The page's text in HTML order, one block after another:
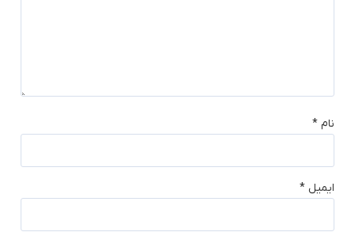
نام *
ایمیل *